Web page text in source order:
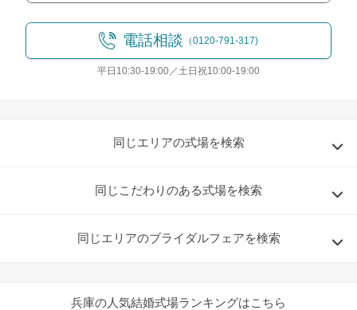
電話相談 （0120-791-317)
平日10:30-19:00／土日祝10:00-19:00
同じエリアの式場を検索
同じこだわりのある式場を検索
同じエリアのブライダルフェアを検索
兵庫の人気結婚式場ランキングはこちら